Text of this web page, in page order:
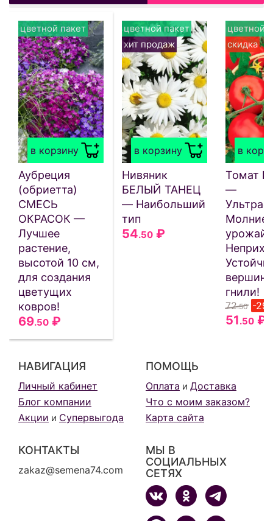
в корзину
цветной пакет
Аубреция
(обриетта)
СМЕСЬ
ОКРАСОК —
Лучшее
растение,
высотой 10 см,
для создания
цветущих
ковров!
69.50 ₽
в корзину
цветной пакет
хит продаж
Нивяник
БЕЛЫЙ ТАНЕЦ
— Наибольший
тип
54.50 ₽
в
цветной
скидка
Томат
—
гнили!
72.50 -
51.50 ₽
НАВИГАЦИЯ
Личный кабинет
Блог компании
Акции и Супервыгода
ПОМОЩЬ
Оплата и Доставка
Что с моим заказом?
Карта сайта
КОНТАКТЫ
zakaz@semena74.com
МЫ В
СОЦИАЛЬНЫХ
СЕТЯХ